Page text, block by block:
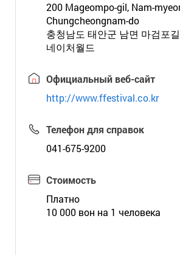
200 Mageompo-gil, Nam-
Chungcheongnam-do
충청남도 태안군 남면 마검포
네이처월드
Официальный веб-сайт
http://www.ffestival.co.kr
Телефон для справок
041-675-9200
Стоимость
Платно
10 000 вон на 1 человека